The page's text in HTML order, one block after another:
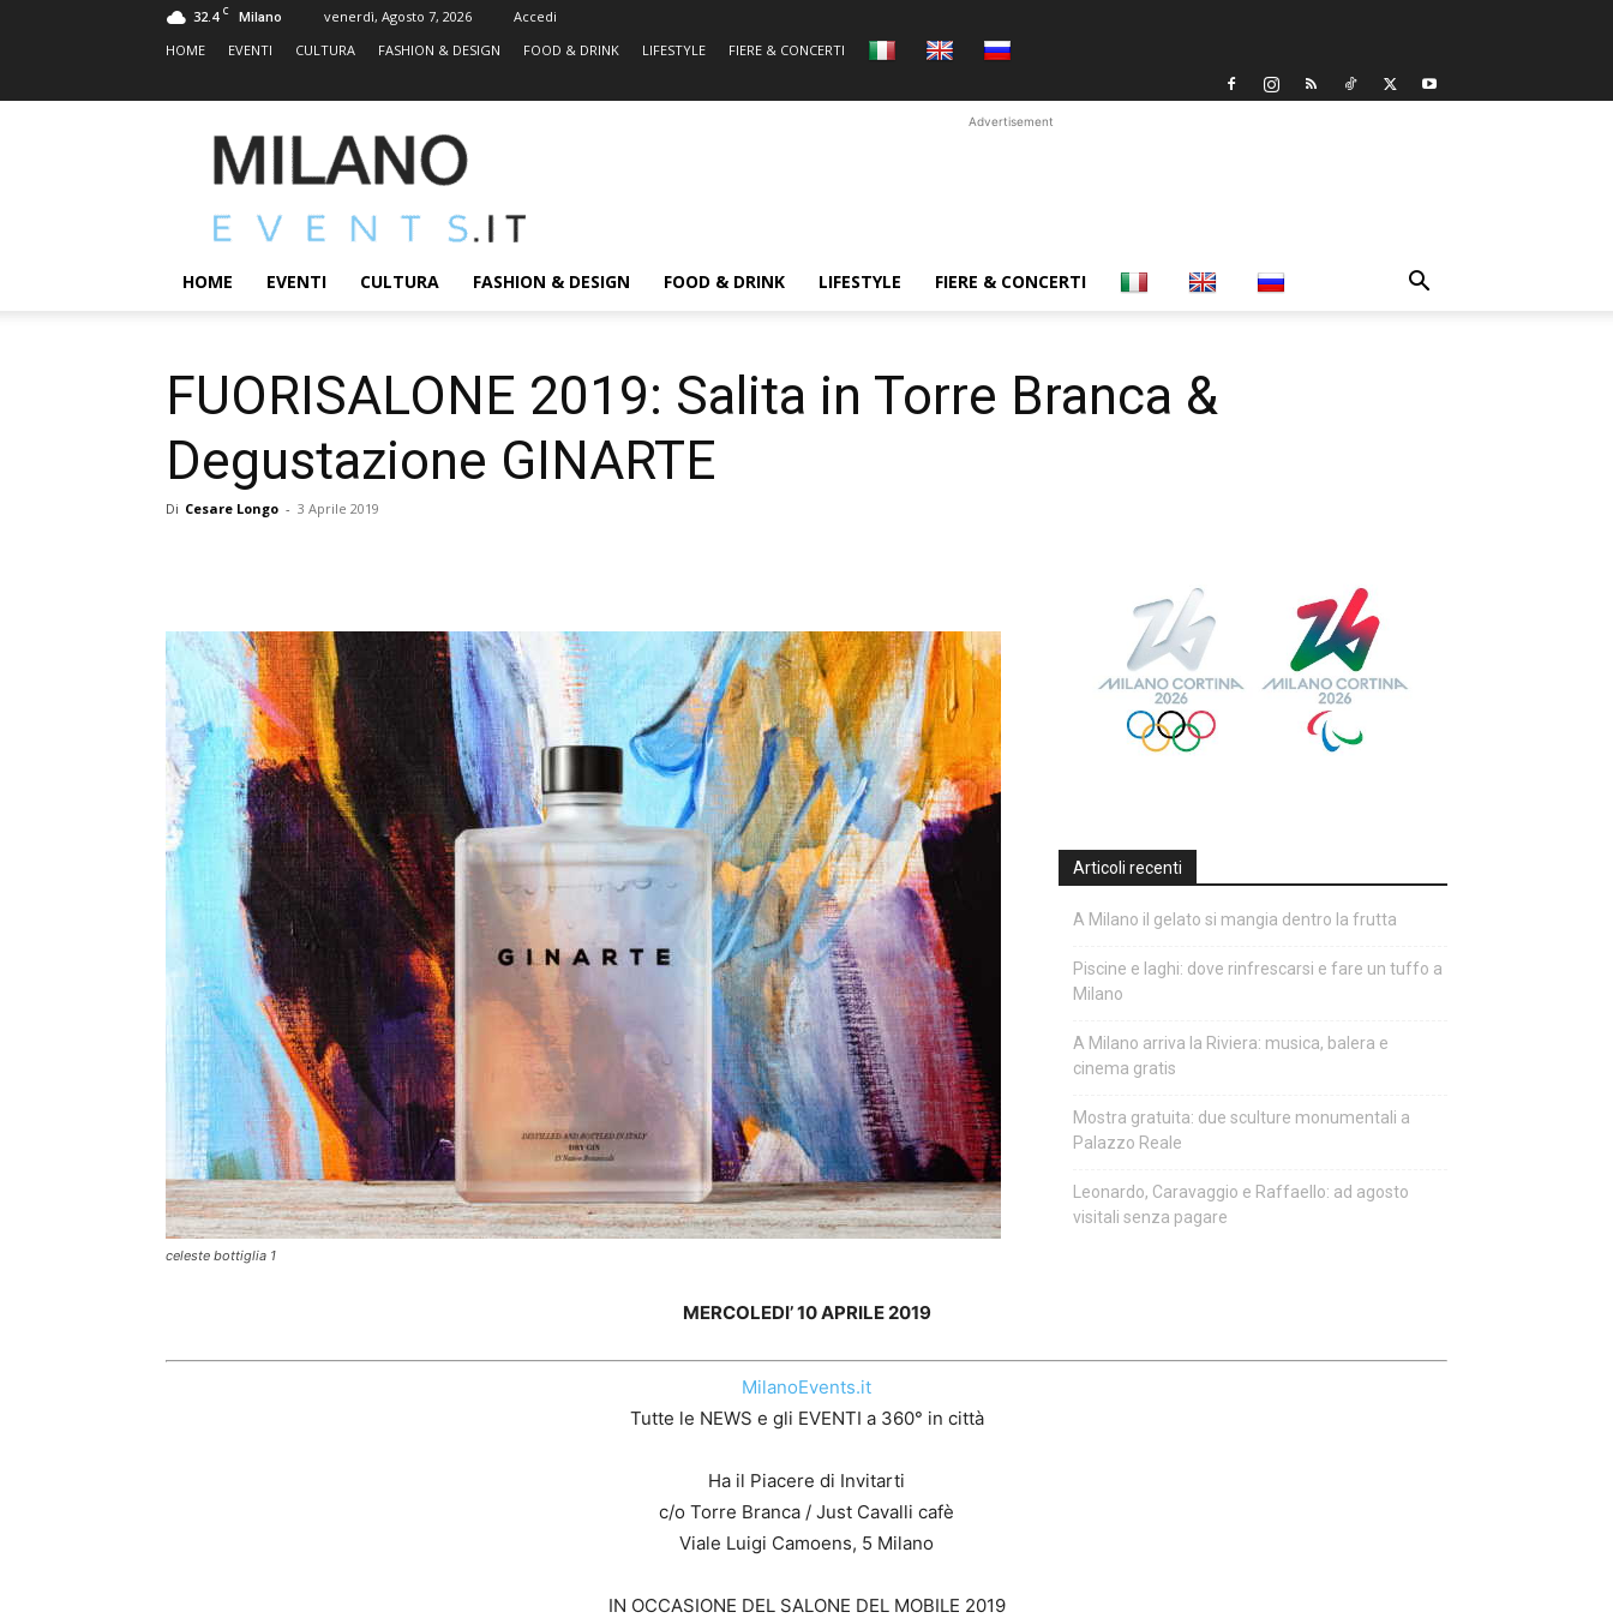
32.4 C Milano venerdì, Agosto 7, 2026
Accedi
HOME
EVENTI CULTURA FASHION & DESIGN FOOD & DRINK LIFESTYLE FIERE & CONCERTI
MILANOEVENTS.IT
|
2.0
ed
Eventi
Advertisement
HOME EVENTI CULTURA FASHION & DESIGN FOOD & DRINK LIFESTYLE FIERE & CONCERTI
FUORISALONE 2019: Salita in Torre Branca &
Degustazione GINARTE
Di Cesare Longo - 3 Aprile 2019
celeste bottiglia 1
MERCOLEDI’ 10 APRILE 2019
MilanoEvents.it
Tutte le NEWS e gli EVENTI a 360° in città
Ha il Piacere di Invitarti
c/o Torre Branca / Just Cavalli cafè
Viale Luigi Camoens, 5 Milano
IN OCCASIONE DEL SALONE DEL MOBILE 2019
Articoli recenti
A Milano il gelato si mangia dentro la frutta
Piscine e laghi: dove rinfrescarsi e fare un tuffo a
Milano
A Milano arriva la Riviera: musica, balera e
cinema gratis
Mostra gratuita: due sculture monumentali a
Palazzo Reale
Leonardo, Caravaggio e Raffaello: ad agosto
visitali senza pagare